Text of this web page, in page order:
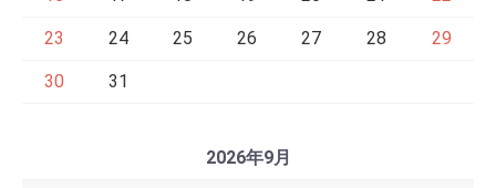
23 24 25 26 27 28 29
30 31
2026年9月